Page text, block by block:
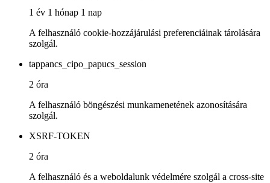
1 év 1 hónap 1 nap
A felhasználó cookie-hozzájárulási preferenciáinak tárolására
szolgál.
tappancs_cipo_papucs_session
2 óra
A felhasználó böngészési munkamenetének azonosítására
szolgál.
XSRF-TOKEN
2 óra
A felhasználó és a weboldalunk védelmére szolgál a cross-site